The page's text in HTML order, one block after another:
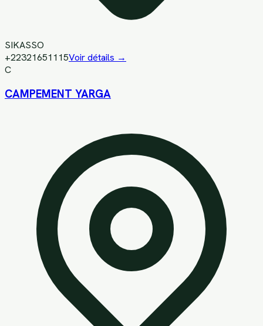
SIKASSO
+22321651115Voir détails →
C
CAMPEMENT YARGA